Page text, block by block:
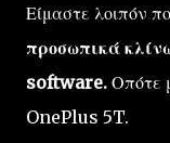
Είμαστε λοιπόν
προσωπικά
software. Οπότε
OnePlus 5T.